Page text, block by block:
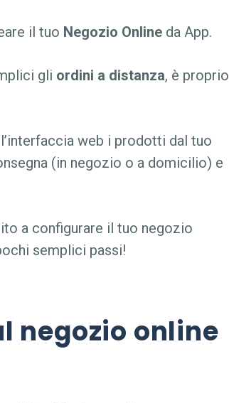
il tuo Negozio Online da App.
gli ordini a distanza, è proprio
web i prodotti dal tuo
(in negozio o a domicilio) e
a configurare il tuo negozio
semplici passi!
negozio online